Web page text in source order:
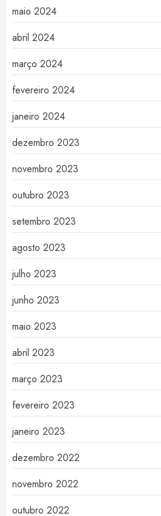
maio 2024
abril 2024
março 2024
fevereiro 2024
janeiro 2024
dezembro 2023
novembro 2023
outubro 2023
setembro 2023
agosto 2023
julho 2023
junho 2023
maio 2023
abril 2023
março 2023
fevereiro 2023
janeiro 2023
dezembro 2022
novembro 2022
outubro 2022